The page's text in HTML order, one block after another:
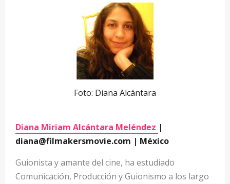
Foto: Diana Alcántara
Diana Miriam Alcántara Meléndez |
diana@filmakersmovie.com | México
Guionista y amante del cine, ha estudiado
Comunicación, Producción y Guionismo a los largo